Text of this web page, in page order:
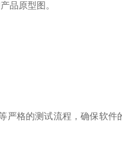
品原型图。
格的测试流程，确保软件